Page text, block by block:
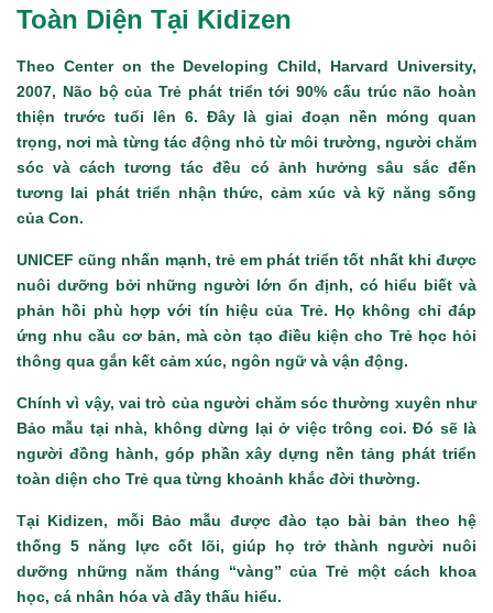
Toàn Diện Tại Kidizen
Theo Center on the Developing Child, Harvard University,
2007, Não bộ của Trẻ phát triển tới 90% cấu trúc não hoàn
thiện trước tuổi lên 6. Đây là giai đoạn nền móng quan
trọng, nơi mà từng tác động nhỏ từ môi trường, người chăm
sóc và cách tương tác đều có ảnh hưởng sâu sắc đến
tương lai phát triển nhận thức, cảm xúc và kỹ năng sống
của Con.
UNICEF cũng nhấn mạnh, trẻ em phát triển tốt nhất khi được
nuôi dưỡng bởi những người lớn ổn định, có hiểu biết và
phản hồi phù hợp với tín hiệu của Trẻ. Họ không chỉ đáp
ứng nhu cầu cơ bản, mà còn tạo điều kiện cho Trẻ học hỏi
thông qua gắn kết cảm xúc, ngôn ngữ và vận động.
Chính vì vậy, vai trò của người chăm sóc thường xuyên như
Bảo mẫu tại nhà, không dừng lại ở việc trông coi. Đó sẽ là
người đồng hành, góp phần xây dựng nền tảng phát triển
toàn diện cho Trẻ qua từng khoảnh khắc đời thường.
Tại Kidizen, mỗi Bảo mẫu được đào tạo bài bản theo hệ
thống 5 năng lực cốt lõi, giúp họ trở thành người nuôi
dưỡng những năm tháng “vàng” của Trẻ một cách khoa
học, cá nhân hóa và đầy thấu hiểu.